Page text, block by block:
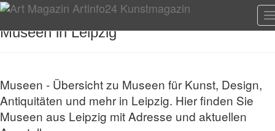
Museen in Leipzig
Museen - Übersicht zu Museen für Kunst, Design,
Antiquitäten und mehr in Leipzig. Hier finden Sie
Museen aus Leipzig mit Adresse und aktuellen